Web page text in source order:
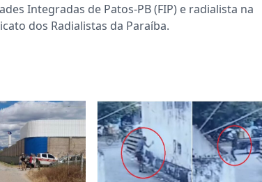
Integradas de Patos-PB (FIP) e radialista na
dos Radialistas da Paraíba.